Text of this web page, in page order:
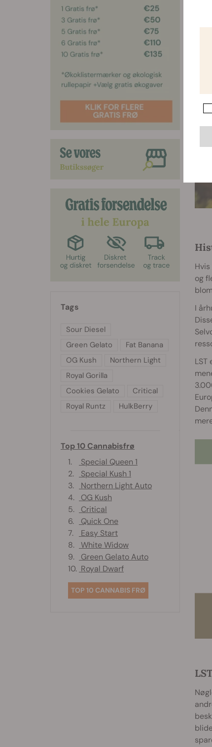
og
I
Tags
Sour Diesel
Green Gelato
Fat Banana
OG Kush
Northern Light
Royal Gorilla
Cookies Gelato
Critical
Royal Runtz
HulkBerry
Top 10 Cannabisfrø
1.
Special Queen 1
2.
Special Kush 1
3.
Northern Light Auto
4.
OG Kush
5.
Critical
6.
Quick One
7.
Easy Start
8.
White Widow
9.
Green Gelato Auto
10. Royal Dwarf
TOP 10 CANNABIS FRØ